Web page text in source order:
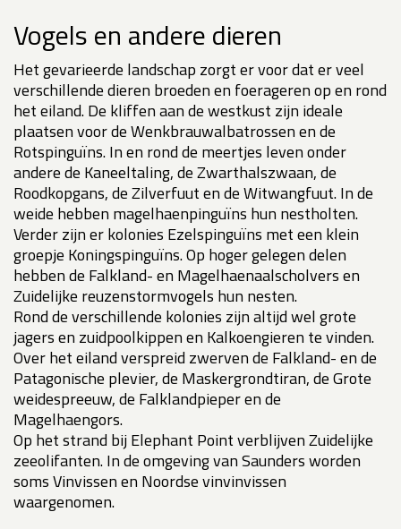
Vogels en andere dieren
Het gevarieerde landschap zorgt er voor dat er veel
verschillende dieren broeden en foerageren op en rond
het eiland. De kliffen aan de westkust zijn ideale
plaatsen voor de Wenkbrauwalbatrossen en de
Rotspinguïns. In en rond de meertjes leven onder
andere de Kaneeltaling, de Zwarthalszwaan, de
Roodkopgans, de Zilverfuut en de Witwangfuut. In de
weide hebben magelhaenpinguïns hun nestholten.
Verder zijn er kolonies Ezelspinguïns met een klein
groepje Koningspinguïns. Op hoger gelegen delen
hebben de Falkland- en Magelhaenaalscholvers en
Zuidelijke reuzenstormvogels hun nesten.
Rond de verschillende kolonies zijn altijd wel grote
jagers en zuidpoolkippen en Kalkoengieren te vinden.
Over het eiland verspreid zwerven de Falkland- en de
Patagonische plevier, de Maskergrondtiran, de Grote
weidespreeuw, de Falklandpieper en de
Magelhaengors.
Op het strand bij Elephant Point verblijven Zuidelijke
zeeolifanten. In de omgeving van Saunders worden
soms Vinvissen en Noordse vinvinvissen
waargenomen.